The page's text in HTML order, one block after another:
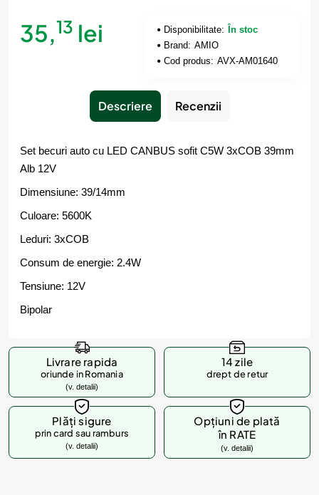
35,13 lei Disponibilitate:
În stoc
Brand: AMIO
Cod produs: AVX-AM01640
Descriere Recenzii
Set becuri auto cu LED CANBUS sofit C5W 3xCOB 39mm
Alb 12V
Dimensiune: 39/14mm
Culoare: 5600K
Leduri: 3xCOB
Consum de energie: 2.4W
Tensiune: 12V
Bipolar
Livrare rapida
oriunde in Romania
(v. detalii)
14 zile
drept de retur
Plăți sigure
prin card sau ramburs
(v. detalii)
Opțiuni de plată
în RATE
(v. detalii)